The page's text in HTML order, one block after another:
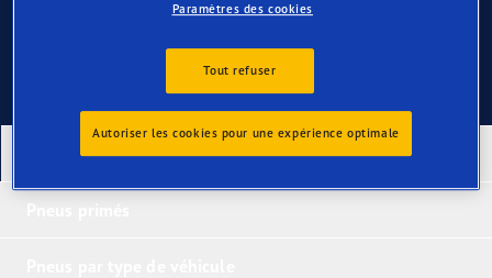
Nos derniers produits
Paramètres des cookies
Tout refuser
Autoriser les cookies pour une expérience optimale